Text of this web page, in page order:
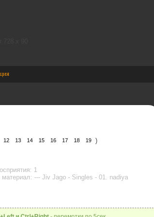
12 13 14 15 16 17 18 19 )
1
материал: --- Jiv Jago - Singles - 01. nadiya